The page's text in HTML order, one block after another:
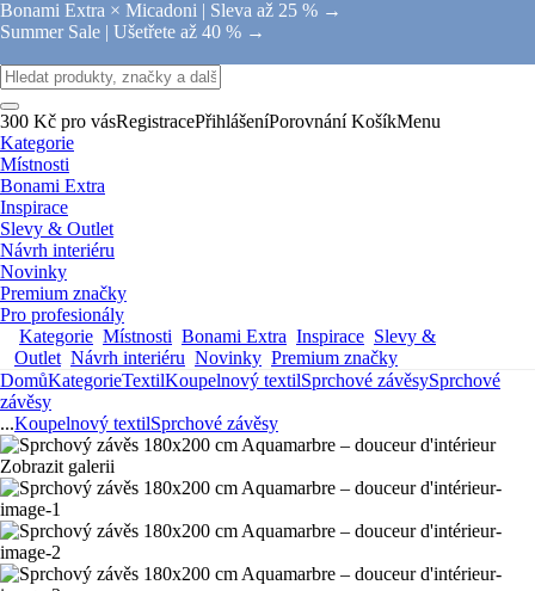
Bonami Extra × Micadoni | Sleva až 25 % →
Summer Sale | Ušetřete až 40 % →
300 Kč pro vásRegistracePřihlášeníPorovnání KošíkMenu
Kategorie
Místnosti
Bonami Extra
Inspirace
Slevy & Outlet
Návrh interiéru
Novinky
Premium značky
Pro profesionály
Kategorie Místnosti Bonami Extra Inspirace Slevy &
Outlet Návrh interiéru Novinky Premium značky
DomůKategorieTextilKoupelnový textilSprchové závěsySprchové
závěsy
...Koupelnový textilSprchové závěsy
Zobrazit galerii